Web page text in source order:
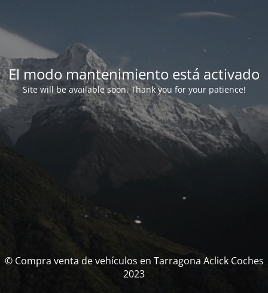
El modo mantenimiento está activado
Site will be available soon. Thank you for your patience!
© Compra venta de vehículos en Tarragona Aclick Coches
2023